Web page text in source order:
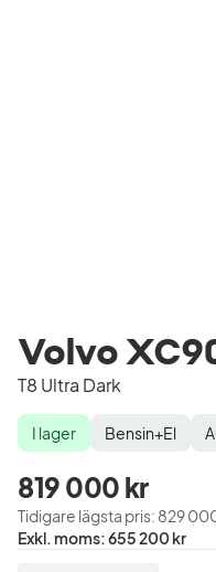
Volvo
T8 Ultra Dark
Lagerstatus
I lager
Drivmedel Bensin+El
Växellåda
Mätarställning
Modellår
819 000 kr
Tidigare lägsta pris: 829
Exkl. moms:Pris
655 200 kr